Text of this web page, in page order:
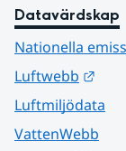
Datavärdskap
Nationella
Luftwebb
Luftmiljödata
VattenWebb